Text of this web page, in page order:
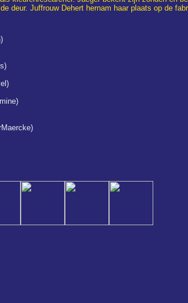
deur. Juffrouw Dehert hernam haar plaats op de